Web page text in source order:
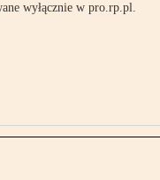
wyłącznie w pro.rp.pl.